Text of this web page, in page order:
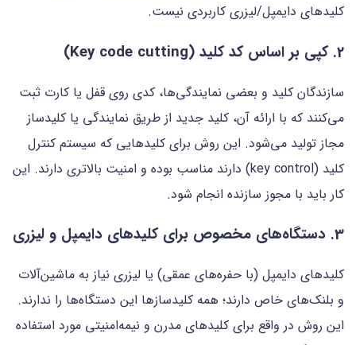
کلیدهای دایمپل/لیزری کاربردی نیست.
2. کپی بر اساس کد کلید (Key code cutting)
سازندگان کلید و بعضی نمایندگی‌ها، کدی روی قفل یا کارت ثبت
می‌کنند که با ارائه آن، کلید جدید از طریق نمایندگی یا کلیدساز
مجاز تولید می‌شود. این روش برای کلیدهایی که سیستم کنترل
کلید (key control) دارند مناسب بوده و امنیت بالاتری دارند. این
کار باید با مجوز سازنده انجام شود.
3. دستگاه‌های مخصوص برای کلیدهای دایمپل و لیزری
کلیدهای دایمپل (با حفره‌های عمقی) یا لیزری نیاز به ماشین‌آلات
و بلنک‌های خاص دارند؛ همه کلیدسازها این دستگاه‌ها را ندارند.
این روش در واقع برای کلیدهای مدرن و نیمه‌امنیتی مورد استفاده